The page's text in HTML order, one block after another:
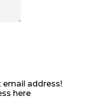
email address!
here